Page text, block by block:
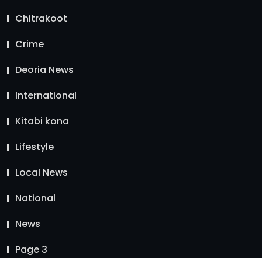
Chitrakoot
Crime
Deoria News
International
Kitabi kona
Lifestyle
Local News
National
News
Page 3